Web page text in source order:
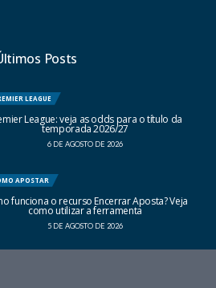
Posts
LEAGUE
League: veja as odds para o título da
temporada 2026/27
6 DE AGOSTO DE 2026
APOSTAR
funciona o recurso Encerrar Aposta? Veja
como utilizar a ferramenta
5 DE AGOSTO DE 2026